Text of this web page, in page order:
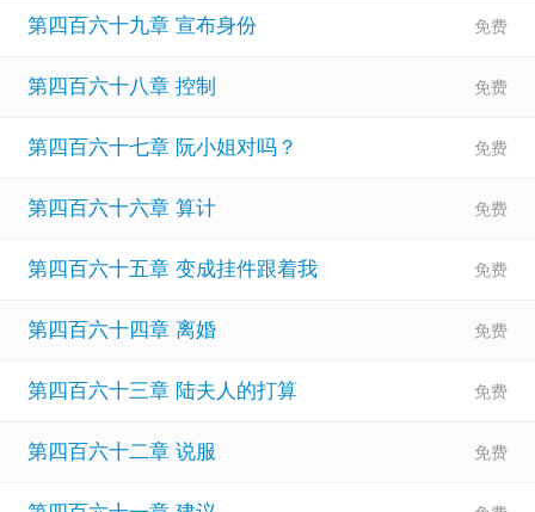
直到裴念安的白月光阮苏苏回国后，父子俩
第四百六十九章 宣布身份
第四百六十八章 控制
第四百六十七章 阮小姐对吗？
第四百六十六章 算计
第四百六十五章 变成挂件跟着我
第四百六十四章 离婚
第四百六十三章 陆夫人的打算
第四百六十二章 说服